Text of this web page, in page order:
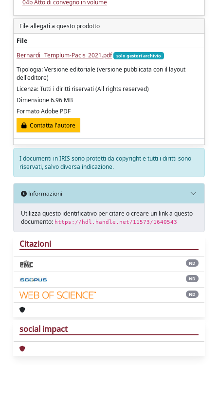
04b Atto di convegno in volume
File allegati a questo prodotto
File
Bernardi_ Templum-Pacis_2021.pdf
solo gestori archivio
Tipologia: Versione editoriale (versione pubblicata con il layout
dell'editore)
Licenza: Tutti i diritti riservati (All rights reserved)
Dimensione 6.96 MB
Formato Adobe PDF
Contatta l'autore
I documenti in IRIS sono protetti da copyright e tutti i diritti sono
riservati, salvo diversa indicazione.
Informazioni
Utilizza questo identificativo per citare o creare un link a questo
documento: https://hdl.handle.net/11573/1640543
Citazioni
ND
ND
ND
social impact